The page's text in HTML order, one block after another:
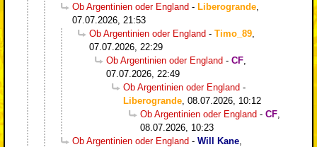
Ob Argentinien oder England - Liberogrande
07.07.2026, 21:53
Ob Argentinien oder England - Timo_89
07.07.2026, 22:29
Ob Argentinien oder England - CF
07.07.2026, 22:49
Ob Argentinien oder England -
Liberogrande 08.07.2026, 10:12
Ob Argentinien oder England - CF
08.07.2026, 10:23
Ob Argentinien oder England - Will Kane